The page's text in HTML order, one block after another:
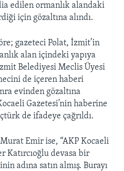
edilen ormanlık alandaki
için gözaltına alındı.
gazeteci Polat, İzmit’in
alan içindeki yapıya
Belediyesi Meclis Üyesi
de içeren haberi
evinden gözaltına
Kocaeli Gazetesi’nin haberine
de ifadeye çağrıldı.
Emir ise, “AKP Kocaeli
Katırcıoğlu devasa bir
adına satın almış. Burayı